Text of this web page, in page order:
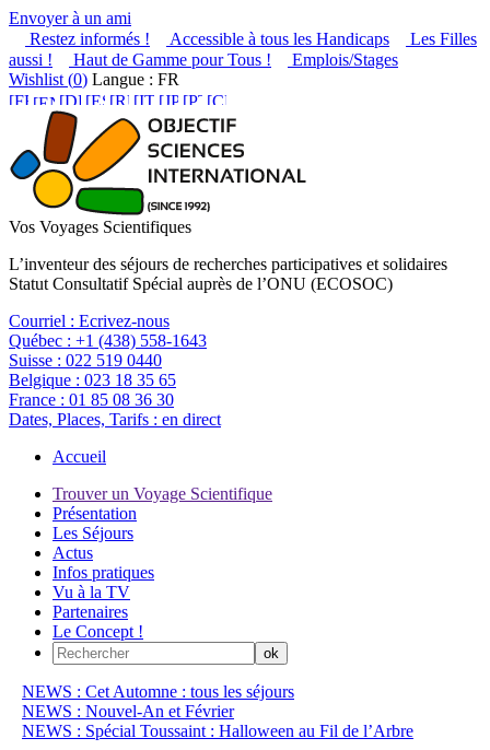
Envoyer à un ami
Restez informés !
Accessible à tous les Handicaps
Les Filles
aussi !
Haut de Gamme pour Tous !
Emplois/Stages
Wishlist (0) Langue : FR
Vos Voyages Scientifiques
L’inventeur des séjours de recherches participatives et solidaires
Statut Consultatif Spécial auprès de l’ONU (ECOSOC)
Courriel : Ecrivez-nous
Québec : +1 (438) 558-1643
Suisse : 022 519 0440
Belgique : 023 18 35 65
France : 01 85 08 36 30
Dates, Places, Tarifs : en direct
Accueil
Trouver un Voyage Scientifique
Présentation
Les Séjours
Actus
Infos pratiques
Vu à la TV
Partenaires
Le Concept !
NEWS : Cet Automne : tous les séjours
NEWS : Nouvel-An et Février
NEWS : Spécial Toussaint : Halloween au Fil de l’Arbre